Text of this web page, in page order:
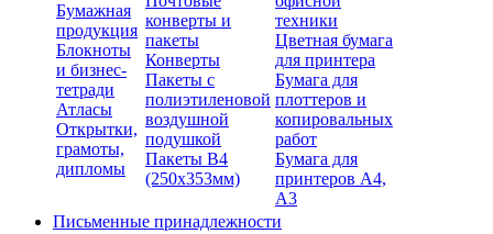
Бумажная
продукция
Блокноты
и бизнес-
тетради
Атласы
Открытки,
грамоты,
дипломы
конверты и
пакеты
Конверты
Пакеты с
полиэтиленовой
воздушной
подушкой
Пакеты В4
(250х353мм)
техники
Цветная бумага
для принтера
Бумага для
плоттеров и
копировальных
работ
Бумага для
принтеров А4,
А3
Письменные принадлежности